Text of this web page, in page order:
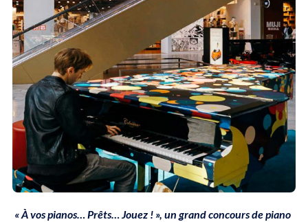
« À vos pianos… Prêts… Jouez ! », un grand concours de piano